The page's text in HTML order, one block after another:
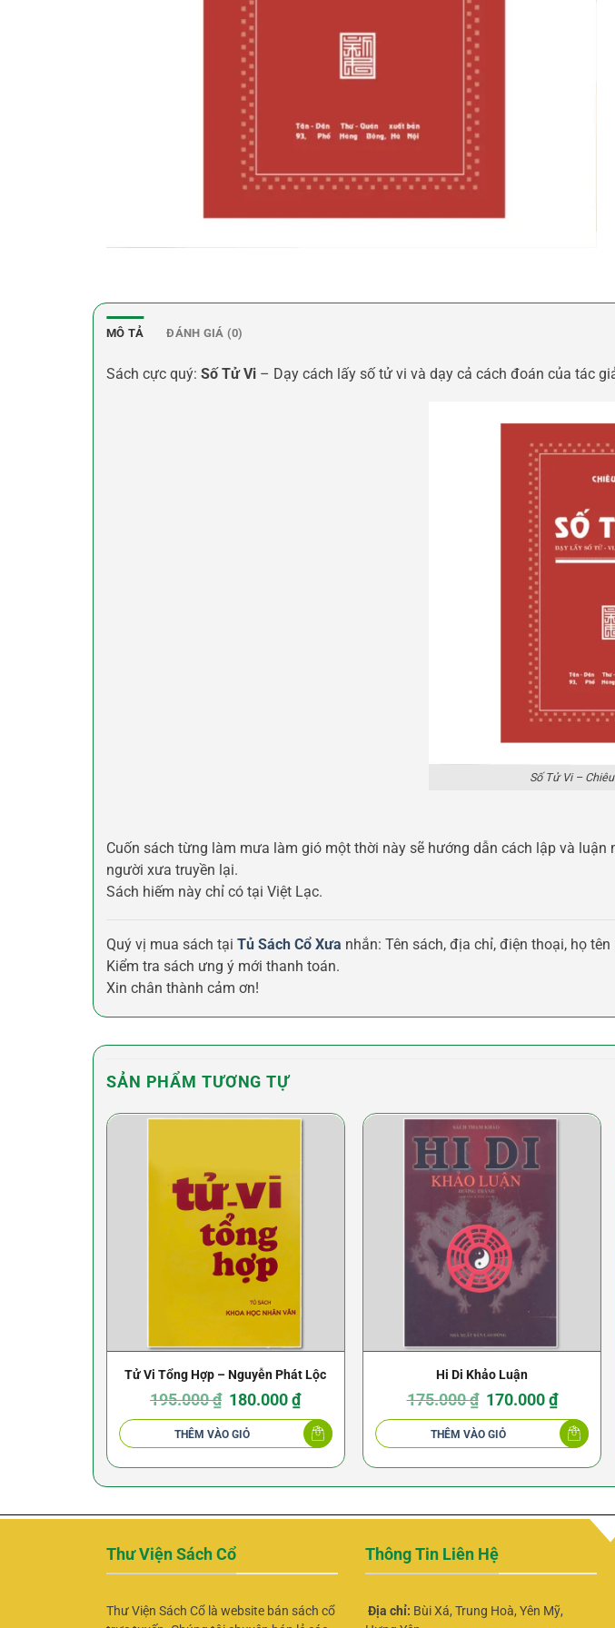
MÔ TẢ ĐÁNH GIÁ (0)
Sách cực quý: Số Tử Vi – Dạy cách lấy số tử vi và dạy cả cách đoán của tác
Số Tử Vi –
Cuốn sách từng làm mưa làm gió một thời này sẽ hướng dẫn cách lập và
người xưa truyền lại.
Sách hiếm này chỉ có tại Việt Lạc.
Quý vị mua sách tại Tủ Sách Cổ Xưa nhắn: Tên sách, địa chỉ, điện thoại, họ
Kiểm tra sách ưng ý mới thanh toán.
Xin chân thành cảm ơn!
SẢN PHẨM TƯƠNG TỰ
Tử Vi Tổng Hợp – Nguyễn Phát Lộc
195.000₫ Giá
gốc
là:
195.000 ₫.
180.000₫Giá
hiện
tại
là:
180.000 ₫.
THÊM VÀO GIỎ
Hi Di Khảo Luận
175.000₫
Giá
gốc
là:
175.000 ₫.
170.000₫Giá
hiện
tại
là:
170.000 ₫.
THÊM VÀO GIỎ
Thư Viện Sách Cổ
Thư Viện Sách Cổ là website bán sách cổ
Thông Tin Liên Hệ
Địa chỉ: Bùi Xá, Trung Hoà, Yên Mỹ,